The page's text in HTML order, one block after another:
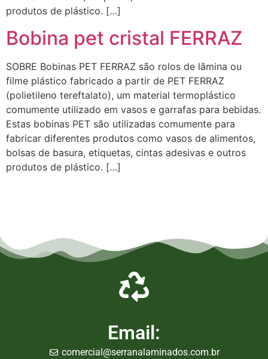
produtos de plástico. […]
Bobina pet cristal FERRAZ
SOBRE Bobinas PET FERRAZ são rolos de lâmina ou
filme plástico fabricado a partir de PET FERRAZ
(polietileno tereftalato), um material termoplástico
comumente utilizado em vasos e garrafas para bebidas.
Estas bobinas PET são utilizadas comumente para
fabricar diferentes produtos como vasos de alimentos,
bolsas de basura, etiquetas, cintas adesivas e outros
produtos de plástico. […]
Email:
comercial@serranalaminados.com.br